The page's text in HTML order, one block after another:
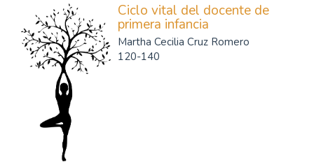
Ciclo vital del docente de
primera infancia
Martha Cecilia Cruz Romero
120-140